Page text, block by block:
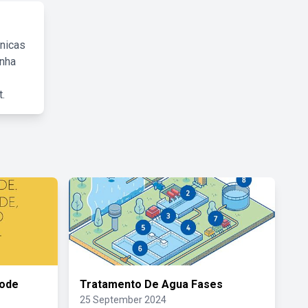
Tratamento De Agua Fases
25 September 2024